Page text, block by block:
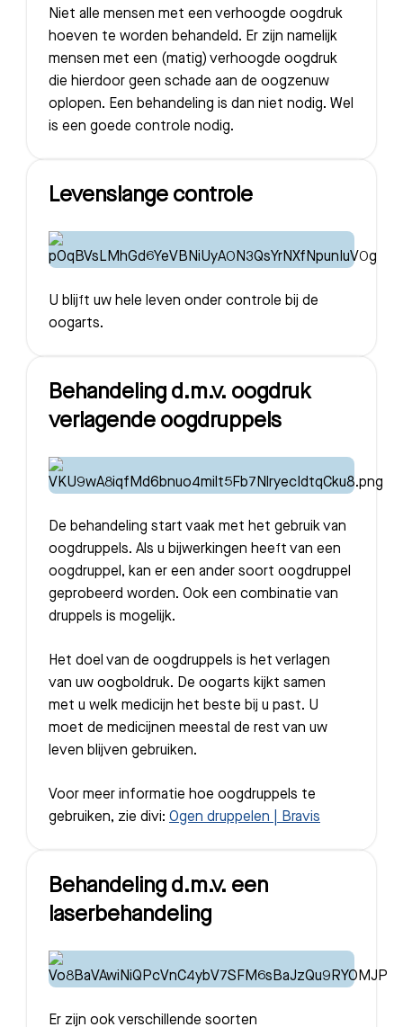
Bezoektijden
Afspraak maken
Afdelingen
Niet alle mensen met een verhoogde oogdruk
hoeven te worden behandeld. Er zijn namelijk
mensen met een (matig) verhoogde oogdruk
die hierdoor geen schade aan de oogzenuw
oplopen. Een behandeling is dan niet nodig. Wel
is een goede controle nodig.
Levenslange controle
U blijft uw hele leven onder controle bij de
oogarts.
Behandeling d.m.v. oogdruk
verlagende oogdruppels
De behandeling start vaak met het gebruik van
oogdruppels. Als u bijwerkingen heeft van een
oogdruppel, kan er een ander soort oogdruppel
geprobeerd worden. Ook een combinatie van
druppels is mogelijk.
Het doel van de oogdruppels is het verlagen
van uw oogboldruk. De oogarts kijkt samen
met u welk medicijn het beste bij u past. U
moet de medicijnen meestal de rest van uw
leven blijven gebruiken.
Voor meer informatie hoe oogdruppels te
gebruiken, zie divi: Ogen druppelen | Bravis
Behandeling d.m.v. een
laserbehandeling
Er zijn ook verschillende soorten